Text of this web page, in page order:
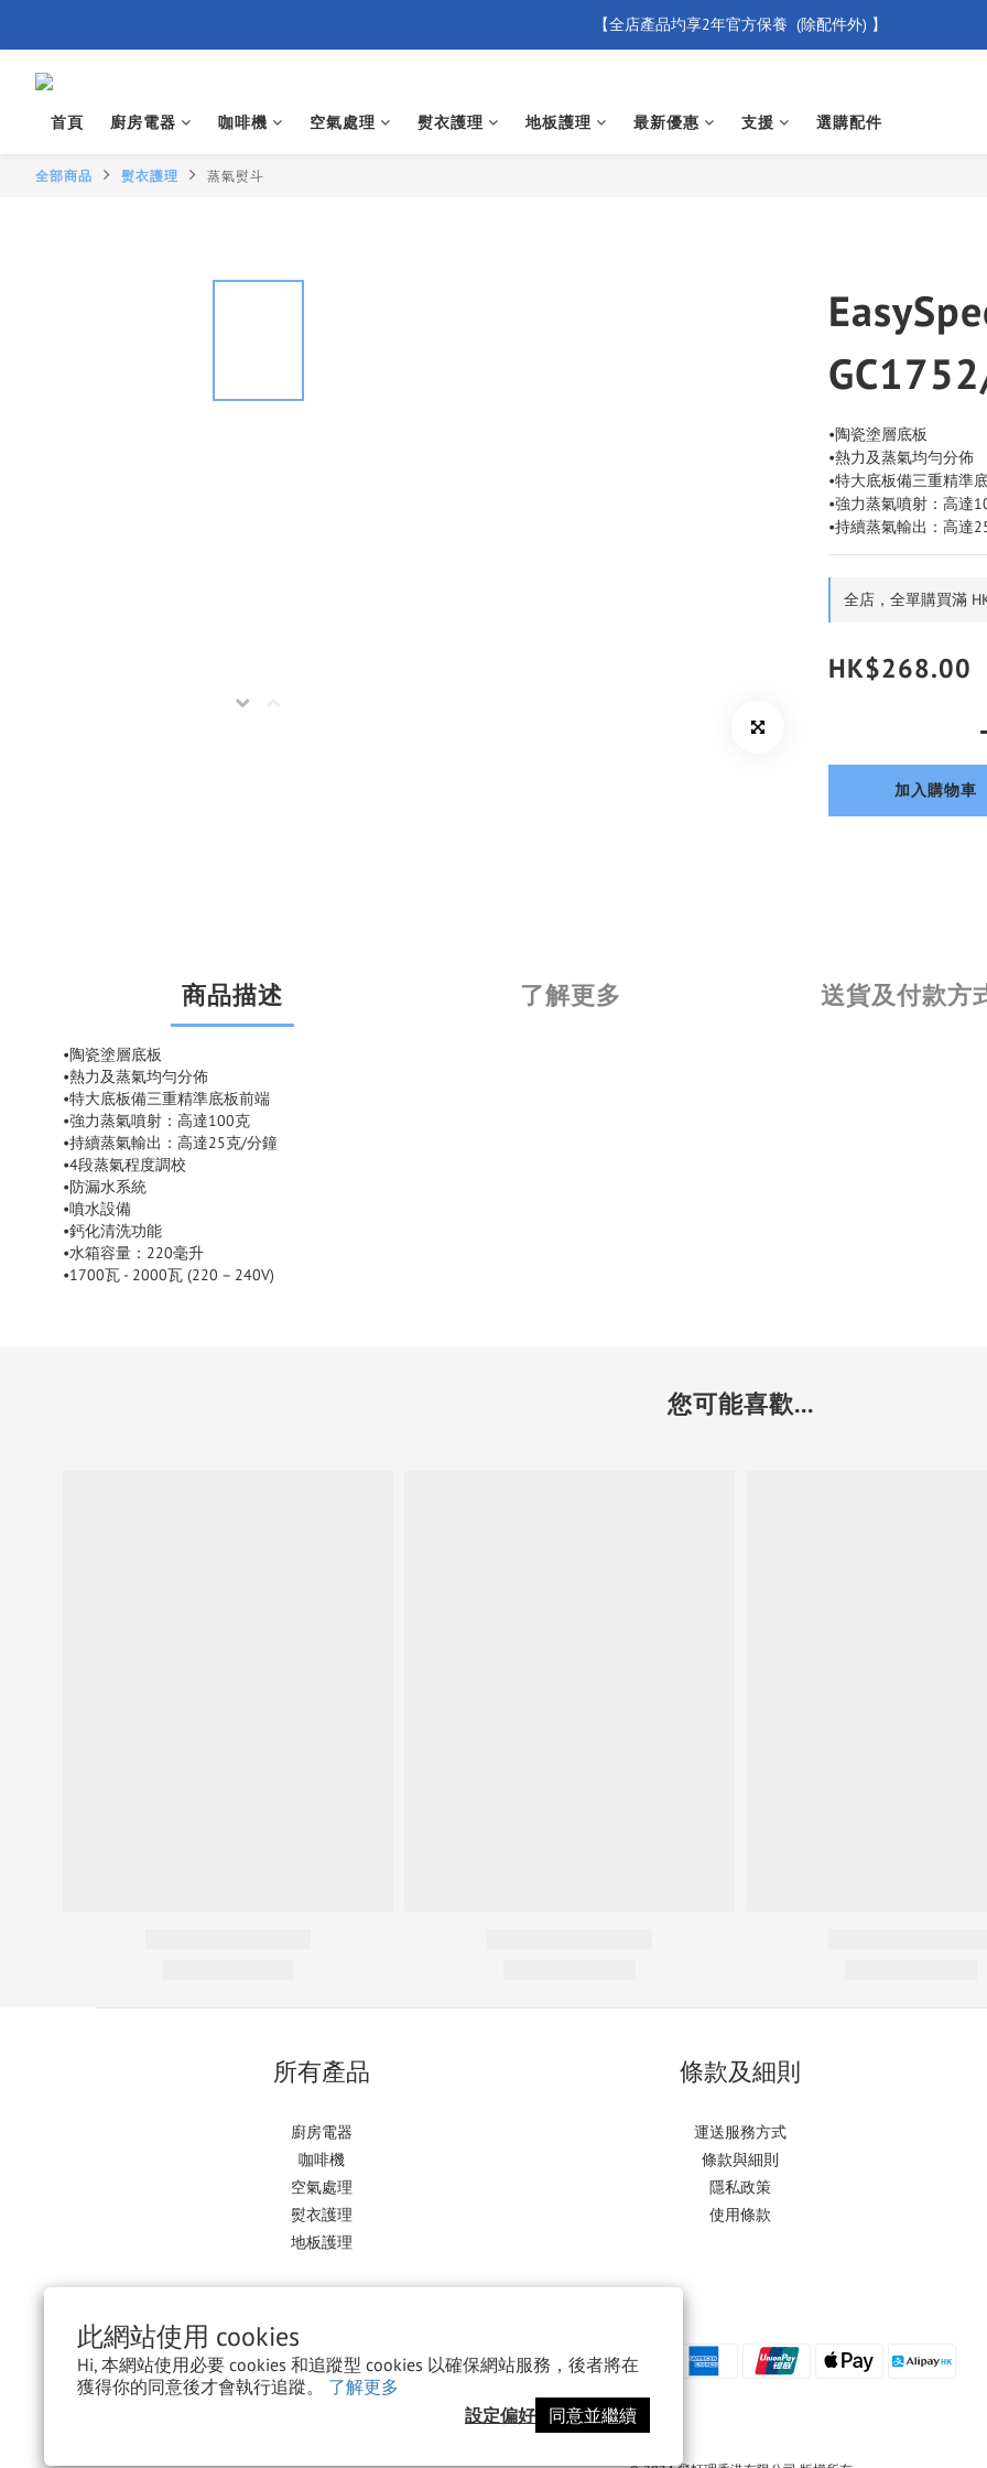
此網站使用 cookies
Hi, 本網站使用必要 cookies 和追蹤型 cookies 以確保網站服務，後者將在
獲得你的同意後才會執行追蹤。 了解更多
設定偏好
同意並繼續
【買滿 $500 免運費】
【全店產品圴享2年官方保養  (除配件外) 】
【買滿 $500 免運費】
首頁 廚房電器 咖啡機 空氣處理 熨衣護理 地板護理 最新優惠 支援 選購配件
全部商品 熨衣護理 蒸氣熨斗
•陶瓷塗層底板
•熱力及蒸氣均勻分佈
•特大底板備三重精準
•強力蒸氣噴射：高達
•持續蒸氣輸出：高達
全店，全單購買滿
HK$268.00
加入購物車
商品描述 了解更多 送貨及付款方
•陶瓷塗層底板
•熱力及蒸氣均勻分佈
•特大底板備三重精準底板前端
•強力蒸氣噴射：高達100克
•持續蒸氣輸出：高達25克/分鐘
•4段蒸氣程度調校
•防漏水系統
•噴水設備
•鈣化清洗功能
•水箱容量：220毫升
•1700瓦 - 2000瓦 (220 – 240V)
您可能喜歡...
所有產品
廚房電器
咖啡機
空氣處理
熨衣護理
地板護理
條款及細則
運送服務方式
條款與細則
隱私政策
使用條款